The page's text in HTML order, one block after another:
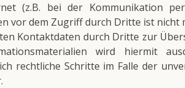
(z.B. bei der Kommunikation
vor dem Zugriff durch Dritte ist nicht
Kontaktdaten durch Dritte zur
wird hiermit
rechtliche Schritte im Falle der